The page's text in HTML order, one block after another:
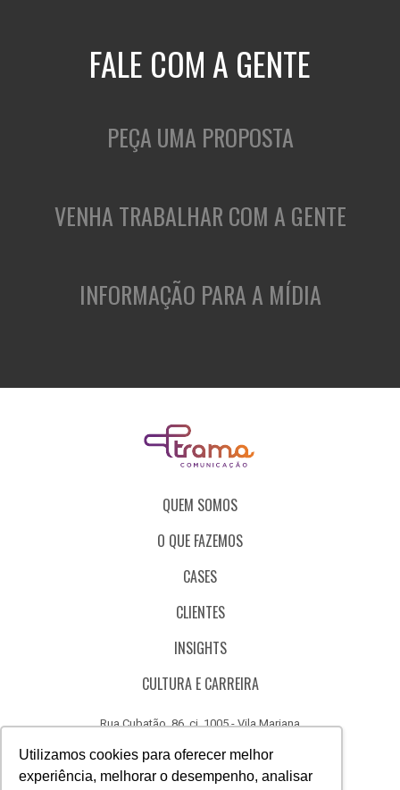
Utilizamos cookies para oferecer melhor
experiência, melhorar o desempenho, analisar
FALE COM A GENTE
PEÇA UMA PROPOSTA
VENHA TRABALHAR COM A GENTE
INFORMAÇÃO PARA A MÍDIA
QUEM SOMOS
O QUE FAZEMOS
CASES
CLIENTES
INSIGHTS
CULTURA E CARREIRA
Rua Cubatão, 86, cj. 1005 - Vila Mariana
CÓDIGO DE ÉTICA